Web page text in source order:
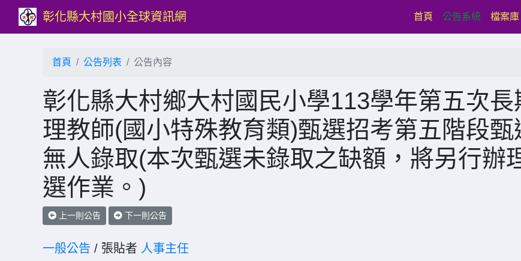
彰化縣大村國小全球資訊網 首頁 (current)
公告系統 檔案庫
首頁 公告列表 公告內容
彰化縣大村鄉大村國民小學113學年第五次長
理教師(國小特殊教育類)甄選招考第五階段甄
無人錄取(本次甄選未錄取之缺額，將另行辦
選作業。)
上一則公告 下一則公告
一般公告 / 張貼者 人事主任